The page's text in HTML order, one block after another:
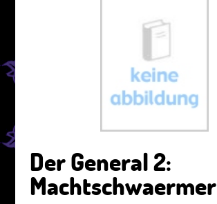
Der General 2:
Machtschwaermer